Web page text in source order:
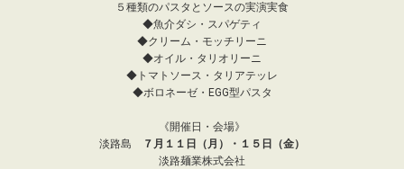
５種類のパスタとソースの実演実食
◆魚介ダシ・スパゲティ
◆クリーム・モッチリーニ
◆オイル・タリオリーニ
◆トマトソース・タリアテッレ
◆ボロネーゼ・EGG型パスタ
《開催日・会場》
淡路島
７月１１日（月）・１５日（金）
淡路麺業株式会社